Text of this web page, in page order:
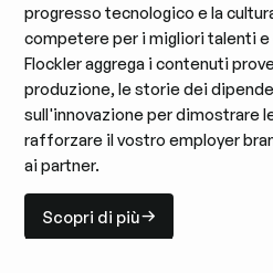
progresso tecnologico e la
competere per i migliori talenti e
Flockler aggrega i contenuti
produzione, le storie dei
sull'innovazione per dimostrare
rafforzare il vostro employer
ai partner.
Scopri di più